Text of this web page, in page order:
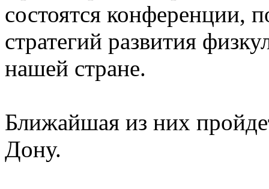
состоятся конференции,
стратегий развития
нашей стране.
Ближайшая из них
Дону.